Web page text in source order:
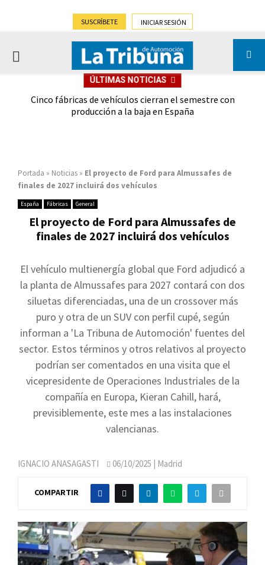
SUSCRÍBETE INICIAR SESIÓN
PRIMARY
ÚLTIMAS NOTICIAS
Cinco fábricas de vehículos cierran el semestre con
producción a la baja en España
Portada » Noticias » El proyecto de Ford para Almussafes de
finales de 2027 incluirá dos vehículos
España Fábricas General
El proyecto de Ford para Almussafes de
finales de 2027 incluirá dos vehículos
El vehículo multienergía global que Ford adjudicó a
la planta de Almussafes para 2027 contará con dos
siluetas diferenciadas, una de un crossover más
puro y otra de un SUV con perfil cupé, según
informan a 'La Tribuna de Automoción' fuentes del
sector. Estos términos y otros relativos al proyecto
podrían ser comentados en una visita que el
vicepresidente de Operaciones Industriales de la
compañía en Europa, Kieran Cahill, hará,
previsiblemente, este mes a las instalaciones
valencianas.
IGNACIO ANASAGASTI 06/10/2025 | Madrid
COMPARTIR